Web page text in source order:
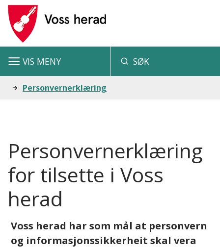
V
s
h
a
d
SØK
VIS MENY
Du Personvernerklæring
Personvernerklæring
for tilsette i Voss
herad
Voss herad har som mål at personvern
og informasjonssikkerheit skal vera